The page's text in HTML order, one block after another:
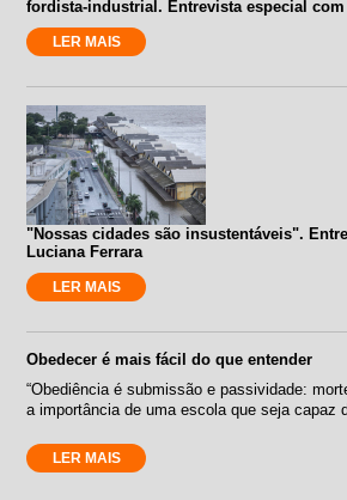
fordista-industrial. Entrevista especial
LER MAIS
"Nossas cidades são insustentáveis".
Luciana Ferrara
LER MAIS
Obedecer é mais fácil do que entender
“Obediência é submissão e passividade:
a importância de uma escola que seja
LER MAIS